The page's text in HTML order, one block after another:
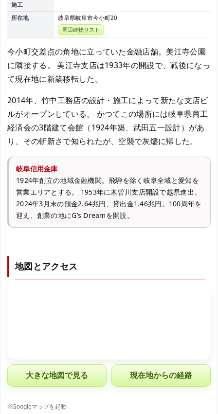
施工
所在地
岐阜県岐阜市今小町20
周辺建物リスト
今小町交差点の角地に立っていた金融店舗。美江寺公園
に隣接する。 美江寺支店は1933年の開設で、戦後になっ
て現在地に新築移転した。
2014年、竹中工務店の設計・施工によって新たな支店ビ
ルがオープンしている。 かつてこの場所には岐阜県商工
経済会の3階建て会館（1924年築、武田五一設計）があ
り、その斬新さで知られたが、空襲で灰燼に帰した。
岐阜信用金庫
1924年創立の地域金融機関。飛騨を除く岐阜全域と愛知を
営業エリアとする。 1953年に木曽川支店開設で越県進出。
2024年3月末の預金2.64兆円、貸出金1.46兆円。100周年を
迎え、創業の地にG’s Dreamを開設。
地図とアクセス
大きな地図で見る 現在地からの経路
※Googleマップを起動